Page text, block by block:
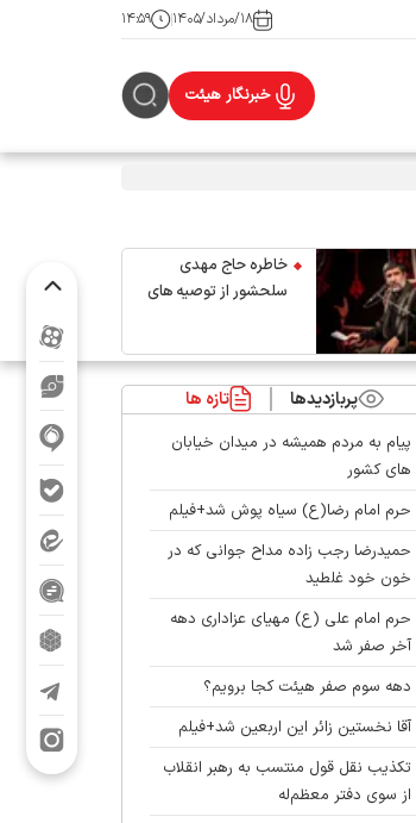
۱۸/مرداد/۱۴۰۵ ۱۴:۵۹
خبرنگار هیئت
خاطره حاج مهدی
سلحشور از توصیه های
پربازدیدها تازه ها
پیام به مردم همیشه در میدان خیابان
های کشور
حرم امام رضا(ع) سیاه پوش شد+فیلم
حمیدرضا رجب زاده مداح جوانی که در
خون خود غلطید
حرم امام علی (ع) مهیای عزاداری دهه
آخر صفر شد
دهه سوم صفر هیئت کجا برویم؟
آقا نخستین زائر این اربعین شد+فیلم
تکذیب نقل قول منتسب به رهبر انقلاب
از سوی دفتر معظم‌له